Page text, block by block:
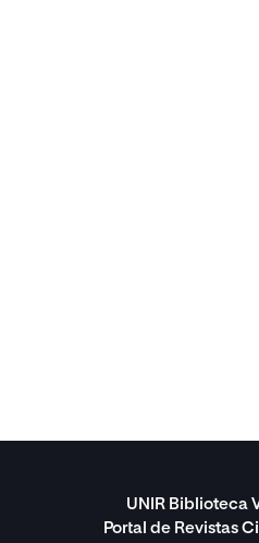
UNIR Biblioteca
Portal de Revistas